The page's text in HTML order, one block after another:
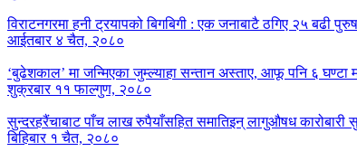
विराटनगरमा हनी ट्रयापको बिगबिगी : एक जनाबाटै ठगिए २५ बढी पुरुष
आईतबार ४ चैत, २०८०
‘बुढेशकाल’ मा जन्मिएका जुम्ल्याहा सन्तान अस्ताए, आफू पनि ६ घण्टा
शुक्रबार ११ फाल्गुण, २०८०
सुन्दरहरैंचाबाट पाँच लाख रुपैयाँसहित समातिइन् लागुऔषध कारोबारी
बिहिबार १ चैत, २०८०